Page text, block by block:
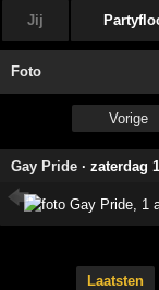
Jij
Foto
Vorige
Gay Pride ·zaterdag
Laatsten